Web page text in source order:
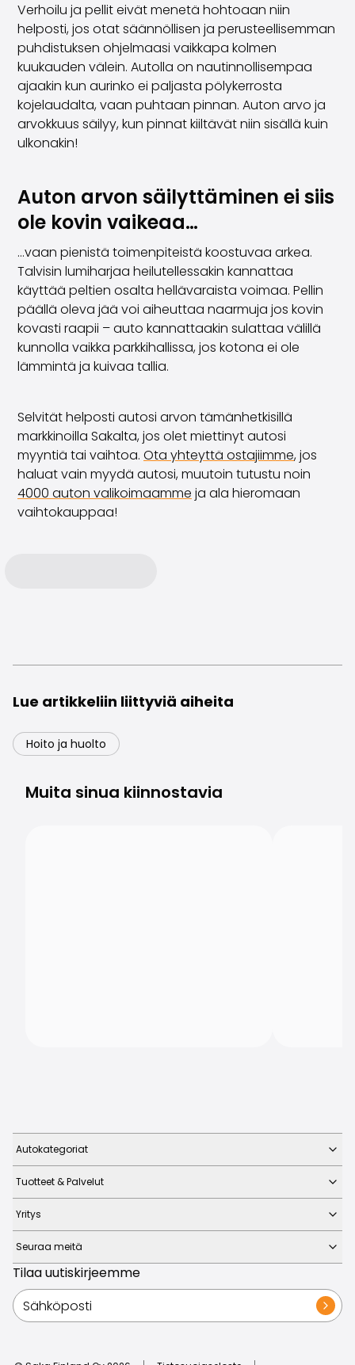
Verhoilu ja pellit eivät menetä hohtoaan niin
helposti, jos otat säännöllisen ja perusteellisemman
puhdistuksen ohjelmaasi vaikkapa kolmen
kuukauden välein. Autolla on nautinnollisempaa
ajaakin kun aurinko ei paljasta pölykerrosta
kojelaudalta, vaan puhtaan pinnan. Auton arvo ja
arvokkuus säilyy, kun pinnat kiiltävät niin sisällä kuin
ulkonakin!
Auton arvon säilyttäminen ei siis
ole kovin vaikeaa…
…vaan pienistä toimenpiteistä koostuvaa arkea.
Talvisin lumiharjaa heilutellessakin kannattaa
käyttää peltien osalta hellävaraista voimaa. Pellin
päällä oleva jää voi aiheuttaa naarmuja jos kovin
kovasti raapii – auto kannattaakin sulattaa välillä
kunnolla vaikka parkkihallissa, jos kotona ei ole
lämmintä ja kuivaa tallia.
Selvität helposti autosi arvon tämänhetkisillä
markkinoilla Sakalta, jos olet miettinyt autosi
myyntiä tai vaihtoa. Ota yhteyttä ostajiimme, jos
haluat vain myydä autosi, muutoin tutustu noin
4000 auton valikoimaamme ja ala hieromaan
vaihtokauppaa!
Lue artikkeliin liittyviä aiheita
Hoito ja huolto
Muita sinua kiinnostavia
Autokategoriat
Tuotteet & Palvelut
Yritys
Seuraa meitä
Tilaa uutiskirjeemme